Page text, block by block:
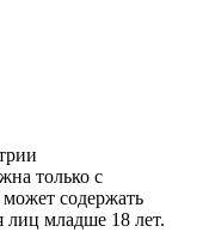
только с
содержать
младше 18 лет.